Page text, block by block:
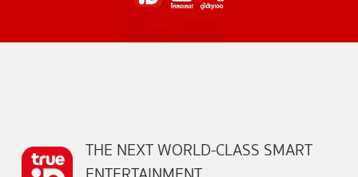
THE NEXT WORLD-CLASS SMART